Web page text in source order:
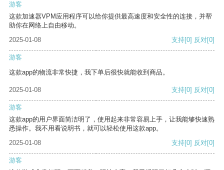
游客
这款加速器VPM应用程序可以给你提供最高速度和安全性的连接，并帮
助你在网络上自由移动。
2025-01-08
支持[0] 反对[0]
游客
这款app的物流非常快捷，我下单后很快就能收到商品。
2025-01-08 支持[0] 反对[0]
游客
这款app的用户界面简洁明了，使用起来非常容易上手，让我能够快速熟
悉操作。我不用看说明书，就可以轻松使用这款app。
2025-01-08
支持[0] 反对[0]
游客